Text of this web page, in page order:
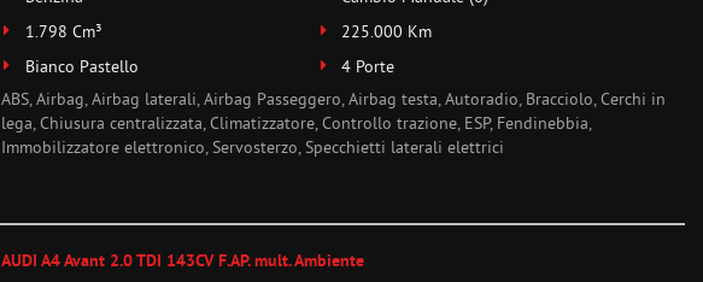
1.798 Cm³
225.000 Km
Bianco Pastello
4 Porte
ABS, Airbag, Airbag laterali, Airbag Passeggero, Airbag testa, Autoradio, Bracciolo, Cerchi in
lega, Chiusura centralizzata, Climatizzatore, Controllo trazione, ESP, Fendinebbia,
Immobilizzatore elettronico, Servosterzo, Specchietti laterali elettrici
AUDI A4 Avant 2.0 TDI 143CV F.AP. mult. Ambiente